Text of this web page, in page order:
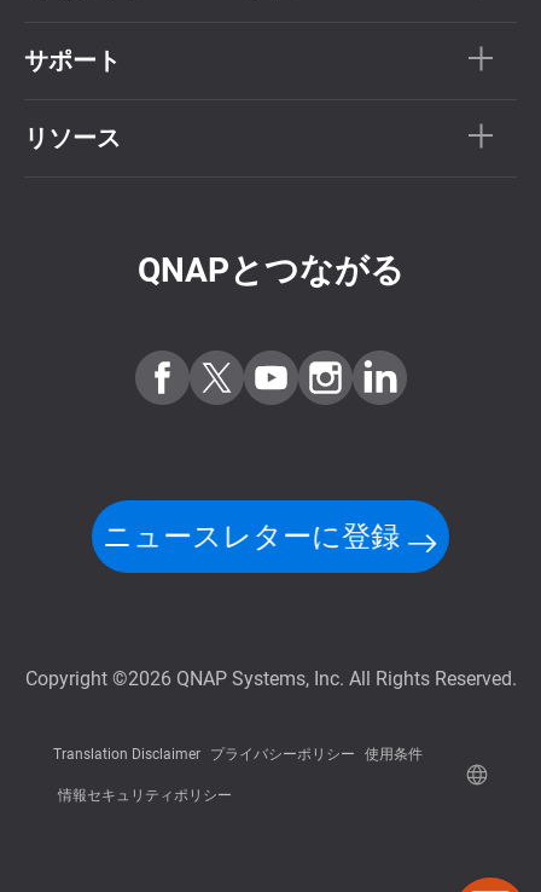
サポート
リソース
QNAPとつながる
ニュースレターに登録
Copyright ©2026 QNAP Systems, Inc. All Rights Reserved.
Translation Disclaimer プライバシーポリシー 使用条件
情報セキュリティポリシー